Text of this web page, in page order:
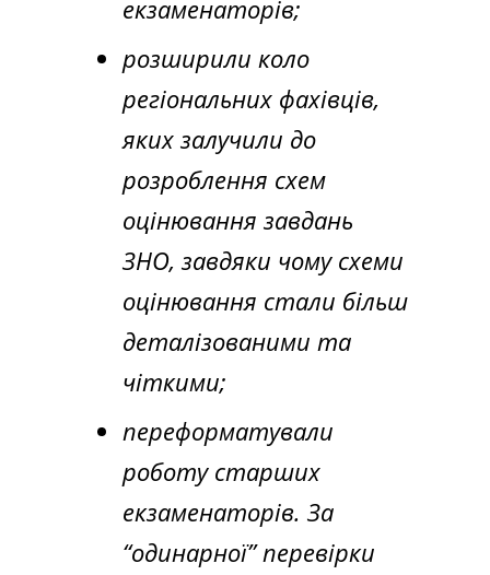
екзаменаторів;
розширили коло
регіональних фахівців,
яких залучили до
розроблення схем
оцінювання завдань
ЗНО, завдяки чому схеми
оцінювання стали більш
деталізованими та
чіткими;
переформатували
роботу старших
екзаменаторів. За
“одинарної” перевірки